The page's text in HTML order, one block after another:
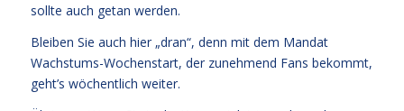
sollte auch getan werden.
Bleiben Sie auch hier „dran“, denn mit dem Mandat
Wachstums-Wochenstart, der zunehmend Fans bekommt,
geht’s wöchentlich weiter.